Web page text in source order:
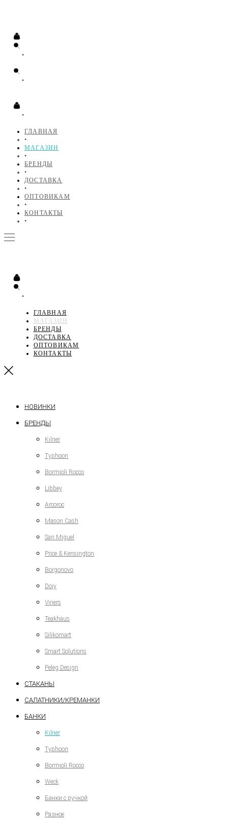
•
•
•
ГЛАВНАЯ
•
МАГАЗИН
•
БРЕНДЫ
•
ДОСТАВКА
•
ОПТОВИКАМ
•
КОНТАКТЫ
•
•
ГЛАВНАЯ
МАГАЗИН
БРЕНДЫ
ДОСТАВКА
ОПТОВИКАМ
КОНТАКТЫ
НОВИНКИ
БРЕНДЫ
Kilner
Typhoon
Bormioli Rocco
Libbey
Arcoroc
Mason Cash
San Miguel
Price & Kensington
Borgonovo
Doiy
Viners
Teakhaus
Silikomart
Smart Solutions
Peleg Design
СТАКАНЫ
САЛАТНИКИ/КРЕМАНКИ
БАНКИ
Kilner
Typhoon
Bormioli Rocco
Weck
Банки с ручкой
Разное